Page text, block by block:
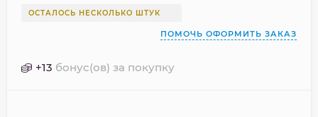
ОСТАЛОСЬ НЕСКОЛЬКО ШТУК
ПОМОЧЬ ОФОРМИТЬ ЗАКАЗ
+13 бонус(ов) за покупку